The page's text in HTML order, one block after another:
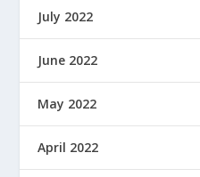
July 2022
June 2022
May 2022
April 2022